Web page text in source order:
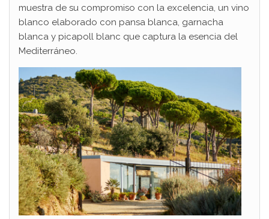
muestra de su compromiso con la excelencia, un vino
blanco elaborado con pansa blanca, garnacha
blanca y picapoll blanc que captura la esencia del
Mediterráneo.